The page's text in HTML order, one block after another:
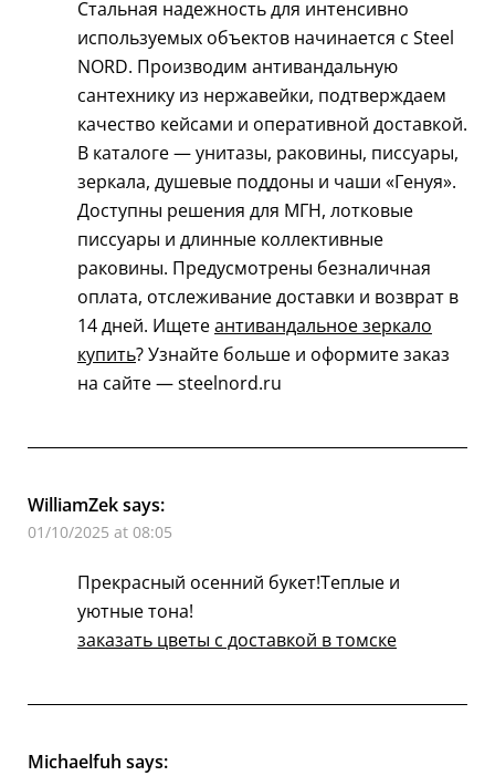
Стальная надежность для интенсивно
используемых объектов начинается с Steel
NORD. Производим антивандальную
сантехнику из нержавейки, подтверждаем
качество кейсами и оперативной доставкой.
В каталоге — унитазы, раковины, писсуары,
зеркала, душевые поддоны и чаши «Генуя».
Доступны решения для МГН, лотковые
писсуары и длинные коллективные
раковины. Предусмотрены безналичная
оплата, отслеживание доставки и возврат в
14 дней. Ищетеантивандальное зеркало
купить? Узнайте больше и оформите заказ
на сайте — steelnord.ru
WilliamZeksays:
01/10/2025 at 08:05
Прекрасный осенний букет!Теплые и
уютные тона!
заказать цветы с доставкой в томске
Michaelfuh says: